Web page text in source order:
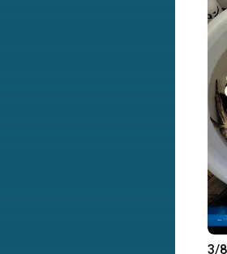
3/